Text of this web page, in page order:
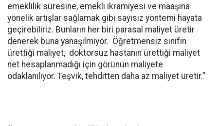
emeklilik süresine, emekli ikramiyesi ve maaşına
yönelik artışlar sağlamak gibi sayısız yöntemi hayata
geçirebiliriz. Bunların her biri parasal maliyet üretir
denerek buna yanaşılmıyor. Öğretmensiz sınıfın
ürettiği maliyet, doktorsuz hastanın ürettiği maliyet
net hesaplanmadığı için görünün maliyete
odaklanılıyor. Teşvik, tehditten daha az maliyet üretir.”